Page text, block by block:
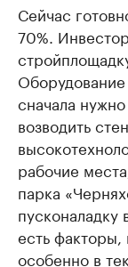
Сейчас
70%.
Оборудование
сначала
возводить
рабочие
парка
пусконаладку
есть факторы,
особенно в